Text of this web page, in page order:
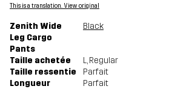
This is a translation. View original
Zenith Wide
Leg Cargo
Pants
Black
Taille achetée L, Regular
Taille ressentie
Parfait
Longueur
Parfait